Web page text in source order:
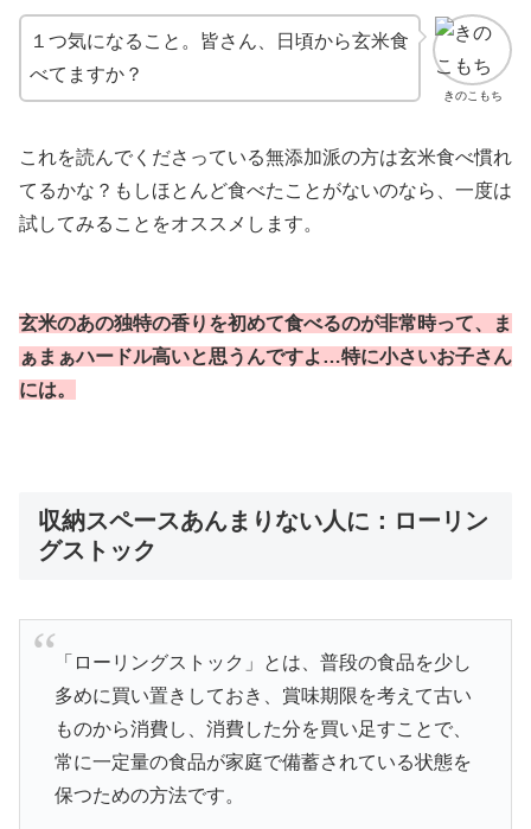
きのこもち
１つ気になること。皆さん、日頃から玄米食
べてますか？
これを読んでくださっている無添加派の方は玄米食べ慣れ
てるかな？もしほとんど食べたことがないのなら、一度は
試してみることをオススメします。
玄米のあの独特の香りを初めて食べるのが非常時って、ま
ぁまぁハードル高いと思うんですよ…特に小さいお子さん
には。
収納スペースあんまりない人に：ローリン
グストック
「ローリングストック」とは、普段の食品を少し
多めに買い置きしておき、賞味期限を考えて古い
ものから消費し、消費した分を買い足すことで、
常に一定量の食品が家庭で備蓄されている状態を
保つための方法です。